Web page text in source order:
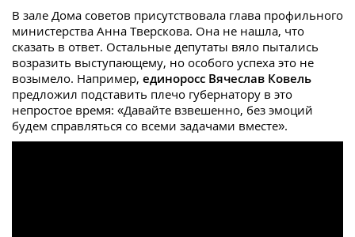
В зале Дома советов присутствовала глава профильного
министерства Анна Тверскова. Она не нашла, что
сказать в ответ. Остальные депутаты вяло пытались
возразить выступающему, но особого успеха это не
возымело. Например, единоросс Вячеслав Ковель
предложил подставить плечо губернатору в это
непростое время: «Давайте взвешенно, без эмоций
будем справляться со всеми задачами вместе».